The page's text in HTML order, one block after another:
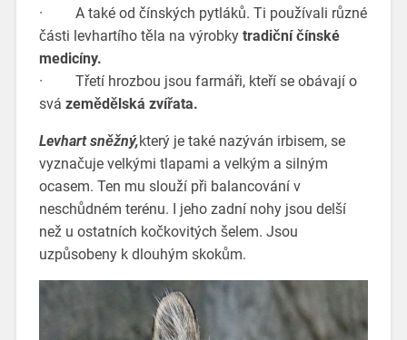
· A také od čínských pytláků. Ti používali různé
části levhartího těla na výrobky tradiční čínské
medicíny.
· Třetí hrozbou jsou farmáři, kteří se obávají o
svá zemědělská zvířata.
Levhart sněžný,který je také nazýván irbisem, se
vyznačuje velkými tlapami a velkým a silným
ocasem. Ten mu slouží při balancování v
neschůdném terénu. I jeho zadní nohy jsou delší
než u ostatních kočkovitých šelem. Jsou
uzpůsobeny k dlouhým skokům.